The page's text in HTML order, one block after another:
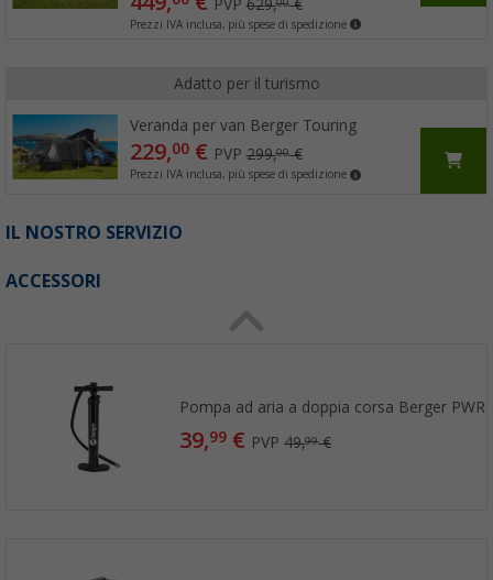
PVP629,00€
Prezzi IVA inclusa, più spese di spedizione
Adatto per il turismo
Veranda per van Berger Touring
229,00€ PVP299,00€
Prezzi IVA inclusa, più spese di spedizione
IL NOSTRO SERVIZIO
ACCESSORI
Pompa ad aria a doppia corsa Berger PWR
39,99 € PVP49,99€